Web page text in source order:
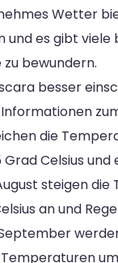
Wetter
und es gibt viele
zu bewundern.
besser
Informationen
die
Celsius und
steigen
an und